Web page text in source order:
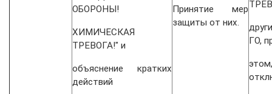
ОБОРОНЫ!
ХИМИЧЕСКАЯ
ТРЕВОГА!" и
объяснение кратких
действий
Принятие мер
защиты от них.
ГО,